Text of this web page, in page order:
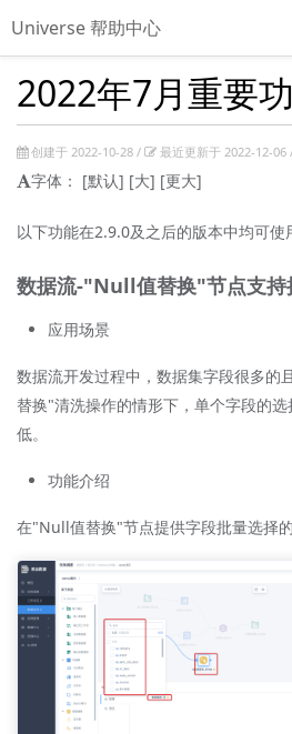
Universe 帮助中心
2022年7月重要
创建于 2022-10-28 / 最近更新于 2022-12-06
字体： [默认] [大] [更大]
以下功能在2.9.0及之后的版本中均可使
数据流-"Null值替换"节点支持
应用场景
数据流开发过程中，数据集字段很多的
替换"清洗操作的情形下，单个字段的
低。
功能介绍
在"Null值替换"节点提供字段批量选择